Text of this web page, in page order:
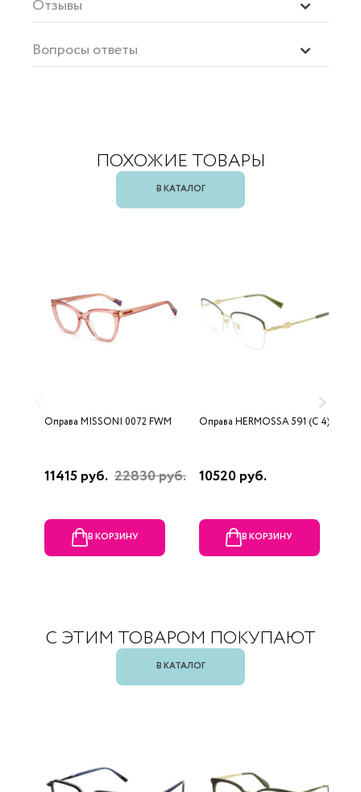
Отзывы
Вопросы ответы
ПОХОЖИЕ ТОВАРЫ
В КАТАЛОГ
Оправа MISSONI 0072 FWM
11415 руб. 22830 руб.
В КОРЗИНУ
Оправа HERMOSSA 591 (C 4)
10520 руб.
В КОРЗИНУ
С ЭТИМ ТОВАРОМ ПОКУПАЮТ
В КАТАЛОГ